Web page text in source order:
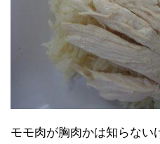
モモ肉が胸肉かは知らない